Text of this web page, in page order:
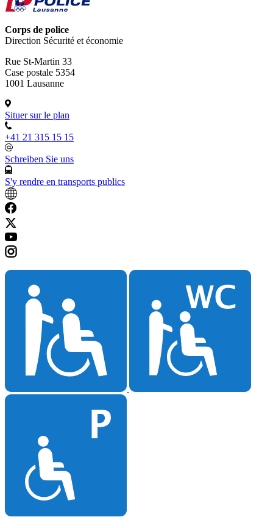
Corps de police
Direction Sécurité et économie
Rue St-Martin 33
Case postale 5354
1001 Lausanne
Situer sur le plan
+41 21 315 15 15
Schreiben Sie uns
S'y rendre en transports publics